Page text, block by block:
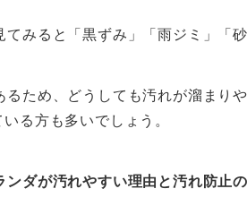
てみると「黒ずみ」「雨ジミ」「
るため、どうしても汚れが溜まり
る方も多いでしょう。
ンダが汚れやすい理由と汚れ防止